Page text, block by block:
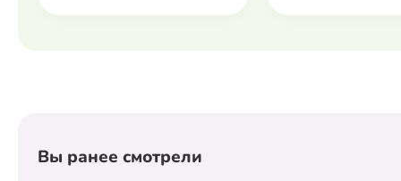
Вы ранее смотрели